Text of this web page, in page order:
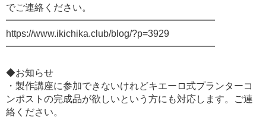
でご連絡ください。
━━━━━━━━━━━━━━━━━━━━━━
https://www.ikichika.club/blog/?p=3929
━━━━━━━━━━━━━━━━━━━━━━
◆お知らせ
・製作講座に参加できないけれどキエーロ式プランターコ
ンポストの完成品が欲しいという方にも対応します。ご連
絡ください。